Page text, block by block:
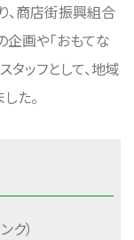
、商店街振興組合
画や「おもてな
タッフとして、地域
た。
）